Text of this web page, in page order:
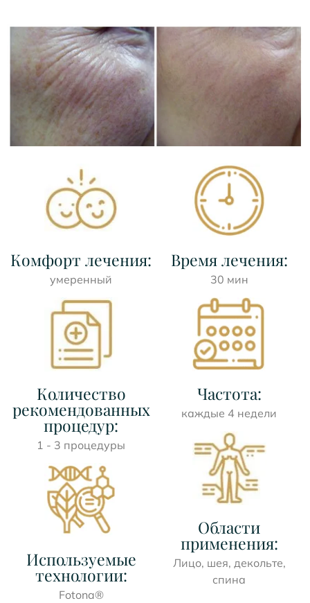
Комфорт лечения:
умеренный
Количество
рекомендованных
процедур:
1 - 3 процедуры
Используемые
технологии:
Fotona®
Время лечения:
30 мин
Частота:
каждые 4 недели
Области
применения:
Лицо, шея, декольте,
спина